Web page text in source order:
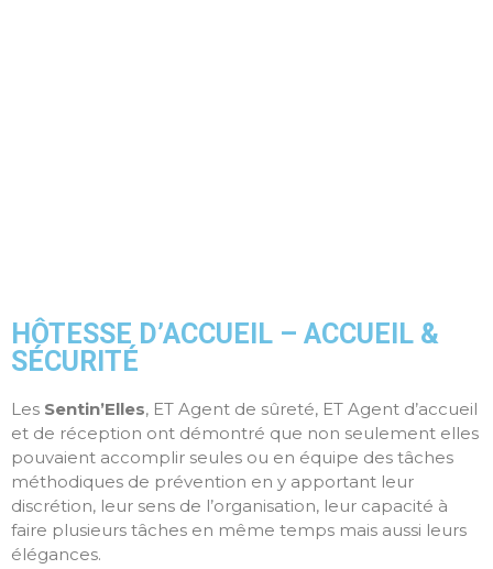
HÔTESSE D’ACCUEIL – ACCUEIL &
SÉCURITÉ
Les Sentin’Elles, ET Agent de sûreté, ET Agent d’accueil
et de réception ont démontré que non seulement elles
pouvaient accomplir seules ou en équipe des tâches
méthodiques de prévention en y apportant leur
discrétion, leur sens de l’organisation, leur capacité à
faire plusieurs tâches en même temps mais aussi leurs
élégances.